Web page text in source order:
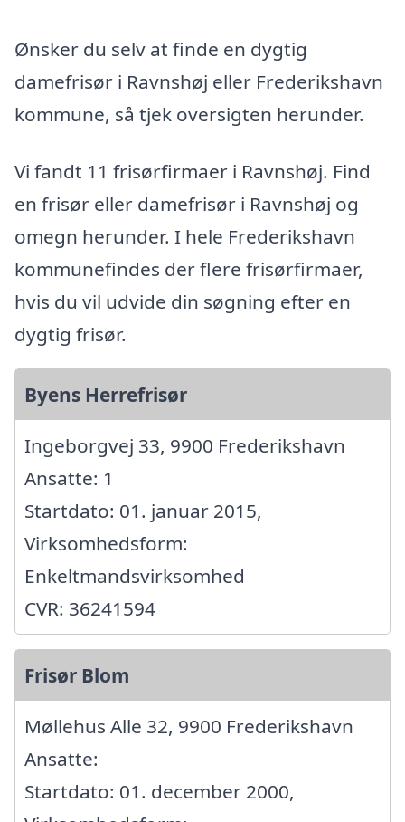
Ønsker du selv at finde en dygtig
damefrisør i Ravnshøj eller Frederikshavn
kommune, så tjek oversigten herunder.
Vi fandt 11 frisørfirmaer i Ravnshøj. Find
en frisør eller damefrisør i Ravnshøj og
omegn herunder. I hele Frederikshavn
kommunefindes der flere frisørfirmaer,
hvis du vil udvide din søgning efter en
dygtig frisør.
Byens Herrefrisør
Ingeborgvej 33, 9900 Frederikshavn
Ansatte: 1
Startdato: 01. januar 2015,
Virksomhedsform:
Enkeltmandsvirksomhed
CVR: 36241594
Frisør Blom
Møllehus Alle 32, 9900 Frederikshavn
Ansatte:
Startdato: 01. december 2000,